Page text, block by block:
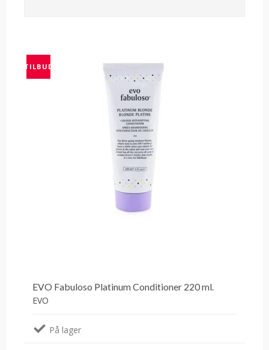
TILBUD
EVO Fabuloso Platinum Conditioner 220 ml.
EVO
På lager